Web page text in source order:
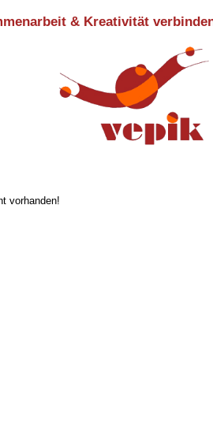
& Kreativität
vorhanden!